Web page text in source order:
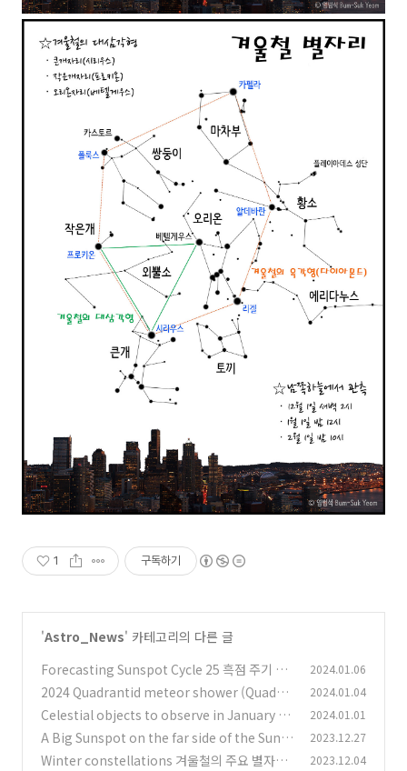
1 구독하기
'Astro_News' 카테고리의 다른 글
Forecasting Sunspot Cycle 25 흑점 주기 25
예측
(0)
2024.01.06
2024 Quadrantid meteor shower (Quadra
ntids) Prediction 2024년 사분의자리 유성우
예측
(0)
2024.01.04
Celestial objects to observe in January 20
24 2024년 1월의 천체 관측 대상들 (0)
2024.01.01
A Big Sunspot on the far side of the Sun t
aken from Mars 화성에서 촬영한 지구반대쪽
2023.12.27
Winter constellations 겨울철의 주요 별자리 2023.12.04